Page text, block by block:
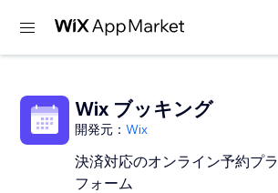
Wix ブッキング
開発元：Wix
決済対応のオンライン予約プ
フォーム